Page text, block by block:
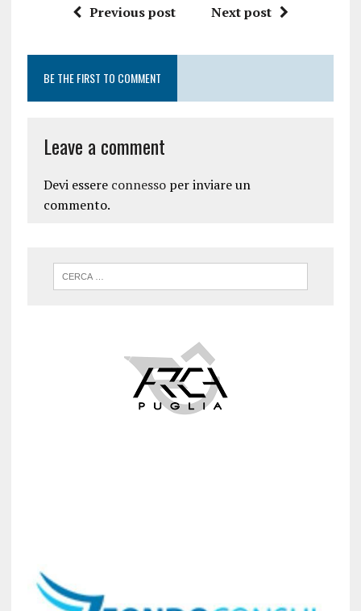
Previous post Next post
BE THE FIRST TO COMMENT
Leave a comment
Devi essere connessoper inviare un
commento.